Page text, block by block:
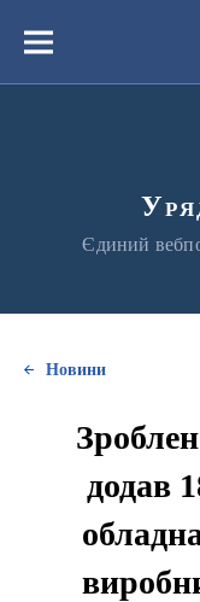
вмістуМеню
Єдиний
Новини
додав